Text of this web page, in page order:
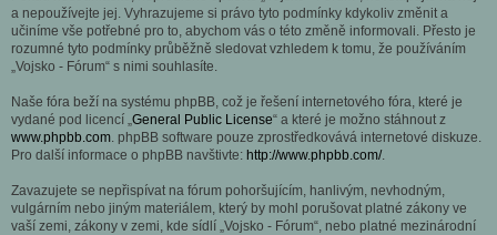
a nepoužívejte jej. Vyhrazujeme si právo tyto podmínky kdykoliv změnit a
učiníme vše potřebné pro to, abychom vás o této změně informovali. Přesto je
rozumné tyto podmínky průběžně sledovat vzhledem k tomu, že používáním
„Vojsko - Fórum“ s nimi souhlasíte.
Naše fóra beží na systému phpBB, což je řešení internetového fóra, které je
vydané pod licencí „General Public License“ a které je možno stáhnout z
www.phpbb.com. phpBB software pouze zprostředkovává internetové diskuze.
Pro další informace o phpBB navštivte: http://www.phpbb.com/.
Zavazujete se nepřispívat na fórum pohoršujícím, hanlivým, nevhodným,
vulgárním nebo jiným materiálem, který by mohl porušovat platné zákony ve
vaší zemi, zákony v zemi, kde sídlí „Vojsko - Fórum“, nebo platné mezinárodní